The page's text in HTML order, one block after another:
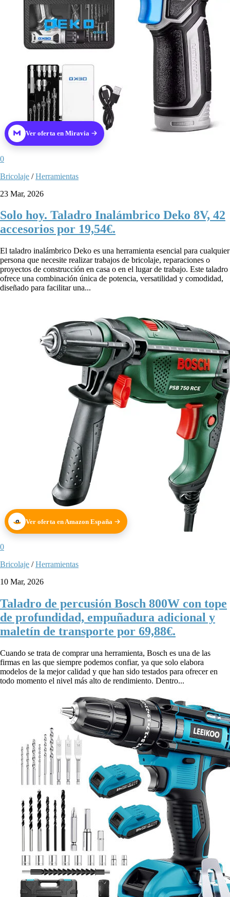
Ver oferta en Miravia
0
Bricolaje /Herramientas
23 Mar, 2026
Solo hoy. Taladro Inalámbrico Deko 8V, 42
accesorios por 19,54€.
El taladro inalámbrico Deko es una herramienta esencial para cualquier
persona que necesite realizar trabajos de bricolaje, reparaciones o
proyectos de construcción en casa o en el lugar de trabajo. Este taladro
ofrece una combinación única de potencia, versatilidad y comodidad,
diseñado para facilitar una...
Ver oferta en Amazon España
0
Bricolaje /Herramientas
10 Mar, 2026
Taladro de percusión Bosch 800W con tope
de profundidad, empuñadura adicional y
maletín de transporte por 69,88€.
Cuando se trata de comprar una herramienta, Bosch es una de las
firmas en las que siempre podemos confiar, ya que solo elabora
modelos de la mejor calidad y que han sido testados para ofrecer en
todo momento el nivel más alto de rendimiento. Dentro...